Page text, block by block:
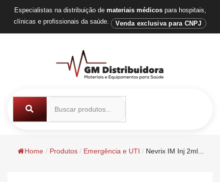
Especialistas na distribuição de materiais médicospara hospitais,
clínicas e profissionais da saúde.
Venda exclusiva para CNPJ
Home / Produtos / Emergência e UTI / Nevrix IM Inj 2ml...